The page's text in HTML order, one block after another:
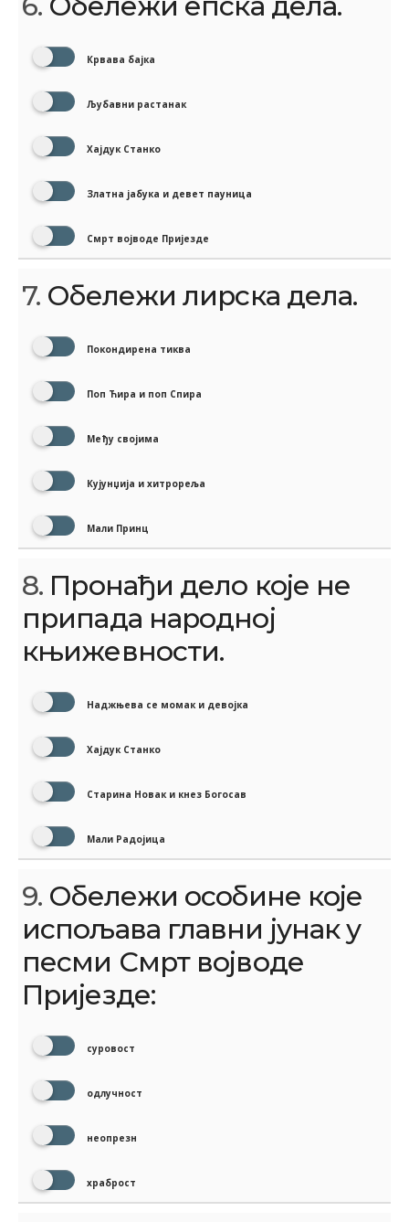
Крвава бајка
Љубавни растанак
Хајдук Станко
Златна јабука и девет пауница
Смрт војводе Пријезде
7. Обележи лирска дела.
Покондирена тиква
Поп Ћира и поп Спира
Међу својима
Кујунџија и хитрореља
Мали Принц
8. Пронађи дело које не
припада народној
књижевности.
Наджњева се момак и девојка
Хајдук Станко
Старина Новак и кнез Богосав
Мали Радојица
9. Обележи особине које
испољава главни јунак у
песми Смрт војводе
Пријезде:
суровост
одлучност
неопрезн
храброст